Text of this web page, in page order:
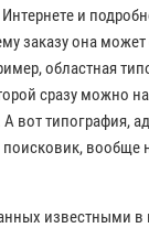
и
заказу она
областная
сразу можно
вот типография,
вообще
известными в